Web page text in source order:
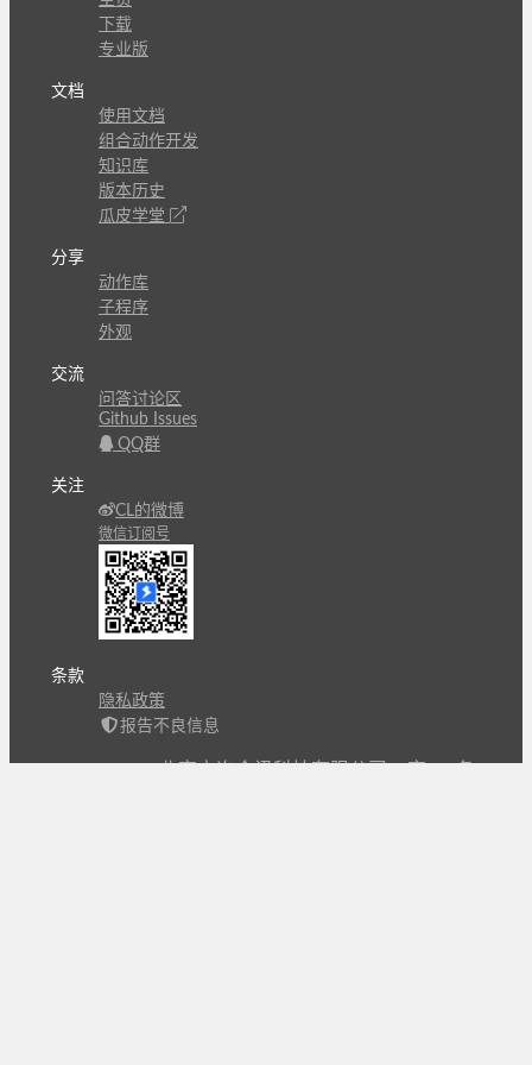
下载
专业版
文档
使用文档
组合动作开发
知识库
版本历史
瓜皮学堂
分享
动作库
子程序
外观
交流
问答讨论区
Github Issues
QQ群
关注
CL的微博
微信订阅号
条款
隐私政策
报告不良信息
Copyright © 北京立迩合讯科技有限公司•京ICP备